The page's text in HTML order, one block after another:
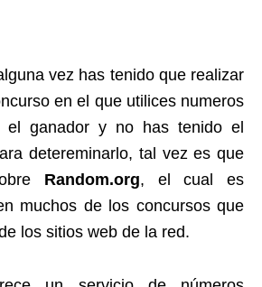
vez has tenido que realizar
en el que utilices numeros
el ganador y no has tenido el
detereminarlo, tal vez es que
Random.org, el cual es
muchos de los concursos que
los sitios web de la red.